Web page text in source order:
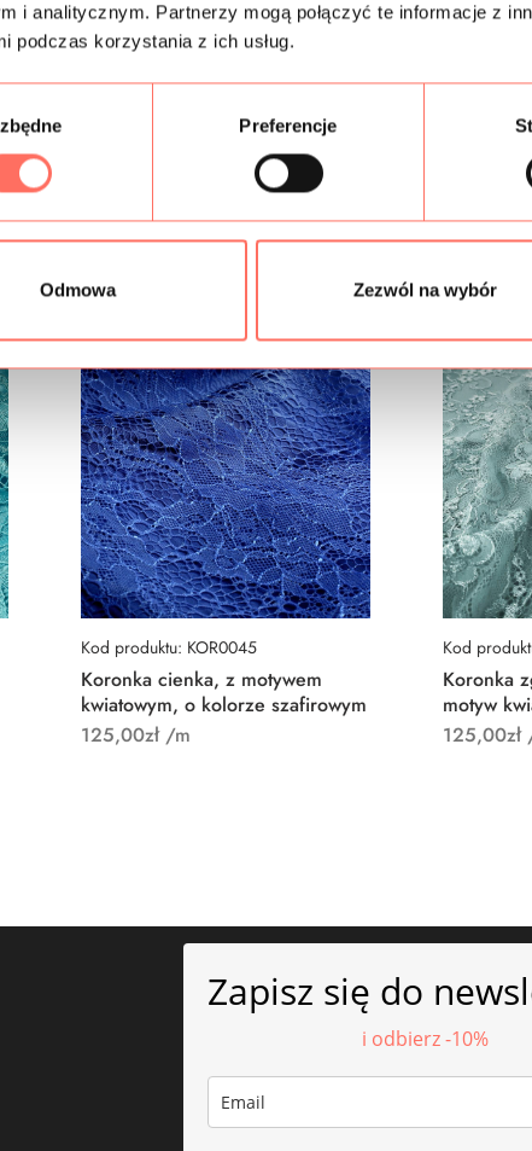
i analitycznym. Partnerzy mogą połączyć te informacje z
podczas korzystania z ich usług.
Preferencje
Odmowa Zezwól na wybór
Podobne
Kod produktu: KOR0045
Koronka cienka, z motywem
kwiatowym, o kolorze szafirowym
125,00zł/m
Kod
Koronka
motyw
125,00zł
Zapisz się do
i odbierz -10%